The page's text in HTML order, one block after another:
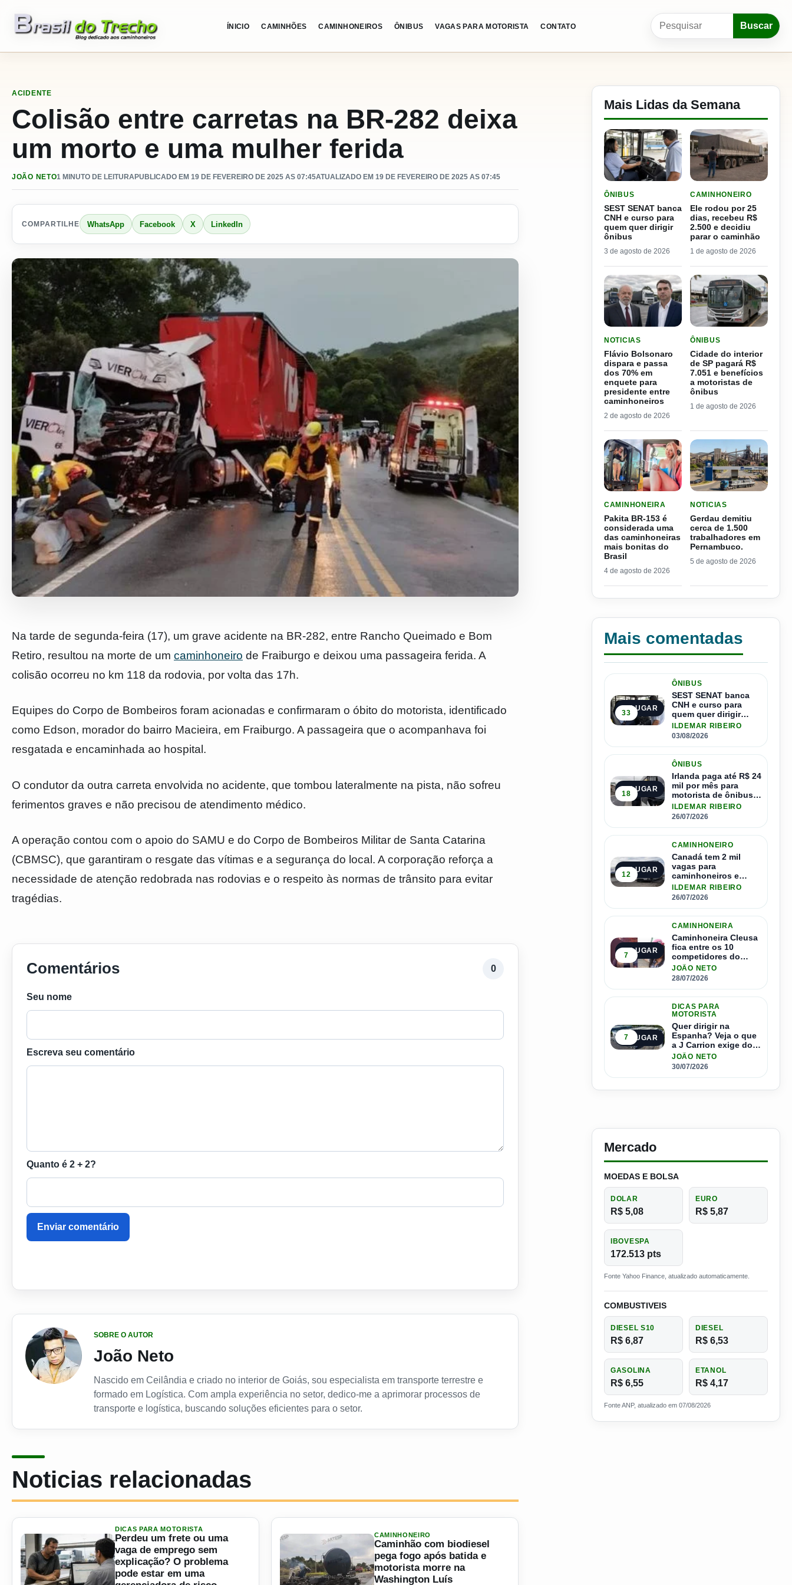
ÍNICIO CAMINHÕES CAMINHONEIROS ÔNIBUS VAGAS PARA MOTORISTA CONTATO
Pesquisar por:
Buscar
ACIDENTE
Colisão entre carretas na BR-282 deixa
um morto e uma mulher ferida
JOÃO NETO1 MINUTO DE LEITURAPUBLICADO EM 19 DE FEVEREIRO DE 2025 AS 07:45ATUALIZADO EM 19 DE FEVEREIRO DE 2025 AS 07:45
COMPARTILHE WhatsApp Facebook X LinkedIn
Na tarde de segunda-feira (17), um grave acidente na BR-282, entre Rancho Queimado e Bom
Retiro, resultou na morte de um caminhoneiro de Fraiburgo e deixou uma passageira ferida. A
colisão ocorreu no km 118 da rodovia, por volta das 17h.
Equipes do Corpo de Bombeiros foram acionadas e confirmaram o óbito do motorista, identificado
como Edson, morador do bairro Macieira, em Fraiburgo. A passageira que o acompanhava foi
resgatada e encaminhada ao hospital.
O condutor da outra carreta envolvida no acidente, que tombou lateralmente na pista, não sofreu
ferimentos graves e não precisou de atendimento médico.
A operação contou com o apoio do SAMU e do Corpo de Bombeiros Militar de Santa Catarina
(CBMSC), que garantiram o resgate das vítimas e a segurança do local. A corporação reforça a
necessidade de atenção redobrada nas rodovias e o respeito às normas de trânsito para evitar
tragédias.
Comentários 0
Seu nome
Escreva seu comentário
Quanto é 2 + 2?
Enviar comentário
SOBRE O AUTOR
João Neto
Nascido em Ceilândia e criado no interior de Goiás, sou especialista em transporte terrestre e
formado em Logística. Com ampla experiência no setor, dedico-me a aprimorar processos de
transporte e logística, buscando soluções eficientes para o setor.
Noticias relacionadas
DICAS PARA MOTORISTA
Perdeu um frete ou uma
vaga de emprego sem
explicação? O problema
pode estar em uma
CAMINHONEIRO
Caminhão com biodiesel
pega fogo após batida e
motorista morre na
Washington Luís
Mais Lidas da Semana
ÔNIBUS
SEST SENAT banca
CNH e curso para
quem quer dirigir
ônibus
3 de agosto de 2026
CAMINHONEIRO
Ele rodou por 25
dias, recebeu R$
2.500 e decidiu
parar o caminhão
1 de agosto de 2026
NOTICIAS
Flávio Bolsonaro
dispara e passa
dos 70% em
enquete para
presidente entre
caminhoneiros
2 de agosto de 2026
ÔNIBUS
Cidade do interior
de SP pagará R$
7.051 e benefícios
a motoristas de
ônibus
1 de agosto de 2026
CAMINHONEIRA
Pakita BR-153 é
considerada uma
das caminhoneiras
mais bonitas do
Brasil
4 de agosto de 2026
NOTICIAS
Gerdau demitiu
cerca de 1.500
trabalhadores em
Pernambuco.
5 de agosto de 2026
Mais comentadas
1º LUGAR
33
ÔNIBUS
SEST SENAT banca
CNH e curso para
quem quer dirigir
ônibus
ILDEMAR RIBEIRO
03/08/2026
2º LUGAR
18
ÔNIBUS
Irlanda paga até R$ 24
mil por mês para
motorista de ônibus e
pode contratar até
1.500 motoristas
ILDEMAR RIBEIRO
26/07/2026
3º LUGAR
12
CAMINHONEIRO
Canadá tem 2 mil
vagas para
caminhoneiros e
salário de até R$ 24
mil por mês
ILDEMAR RIBEIRO
26/07/2026
4º LUGAR
7
CAMINHONEIRA
Caminhoneira Cleusa
fica entre os 10
competidores do
Master Driver Brasil
JOÃO NETO
28/07/2026
5º LUGAR
7
DICAS PARA
MOTORISTA
Quer dirigir na
Espanha? Veja o que
a J Carrion exige dos
brasileiros
JOÃO NETO
30/07/2026
Mercado
MOEDAS E BOLSA
DOLAR
R$ 5,08
EURO
R$ 5,87
IBOVESPA
172.513 pts
Fonte Yahoo Finance, atualizado automaticamente.
COMBUSTIVEIS
DIESEL S10
R$ 6,87
DIESEL
R$ 6,53
GASOLINA
R$ 6,55
ETANOL
R$ 4,17
Fonte ANP, atualizado em 07/08/2026